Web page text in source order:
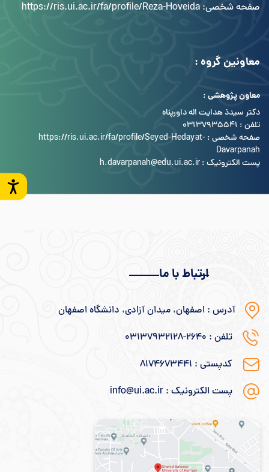
صفحه شخصی: https://ris.ui.ac.ir/fa/profile/Reza-Hoveida
معاونین گروه :
معاون پژوهشی :
دکتر سیدذ هدایت اله داورپناه
تلفن : 03137935541
صفحه شخصی : https://ris.ui.ac.ir/fa/profile/Seyed-Hedayat-
Davarpanah
پست الکترونیک : h.davarpanah@edu.ui.ac.ir
ارتباط با ما
آدرس : اصفهان، میدان آزادی، دانشگاه اصفهان
تلفن : ۲۶۴۰-۰۳۱۳۷۹۳۲۱۲۸
کدپستی : ۸۱۷۴۶۷۳۴۴۱
پست الکترونیک : info@ui.ac.ir